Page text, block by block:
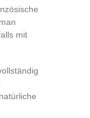
mit